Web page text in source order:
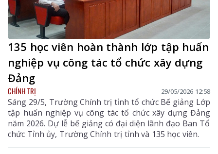
135 học viên hoàn thành lớp tập huấn
nghiệp vụ công tác tổ chức xây dựng
Đảng
CHÍNH TRỊ 29/05/2026 12:58
Sáng 29/5, Trường Chính trị tỉnh tổ chức Bế giảng Lớp
tập huấn nghiệp vụ công tác tổ chức xây dựng Đảng
năm 2026. Dự lễ bế giảng có đại diện lãnh đạo Ban Tổ
chức Tỉnh ủy, Trường Chính trị tỉnh và 135 học viên.